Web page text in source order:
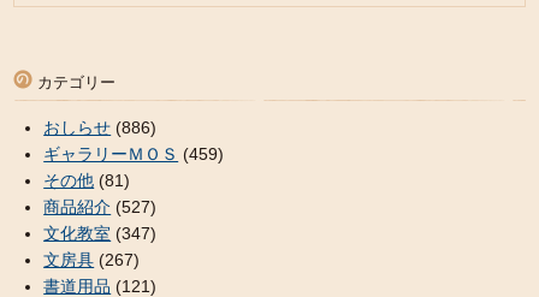
カテゴリー
おしらせ (886)
ギャラリーＭＯＳ (459)
その他 (81)
商品紹介 (527)
文化教室 (347)
文房具 (267)
書道用品 (121)